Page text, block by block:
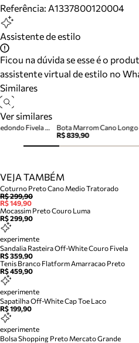
Referência: A1337800120004
Assistente de estilo
Ficou na dúvida se esse é o
assistente virtual de estilo no
Similares
Ver similares
Bota Marrom Cano
R$ 839,90
Bota Couro Salto Bloco Bico Redondo Fivela Marrom
VEJA TAMBÉM
Coturno Preto Cano Medio Tratorado
R$ 299,90
R$ 149,90
Mocassim Preto Couro Luma
R$ 299,90
experimente
Sandalia Rasteira Off-White Couro Fivela
R$ 359,90
Tenis Branco Flatform Amarracao Preto
R$ 459,90
experimente
Sapatilha Off-White Cap Toe Laco
R$ 199,90
experimente
Bolsa Shopping Preto Mercato Grande